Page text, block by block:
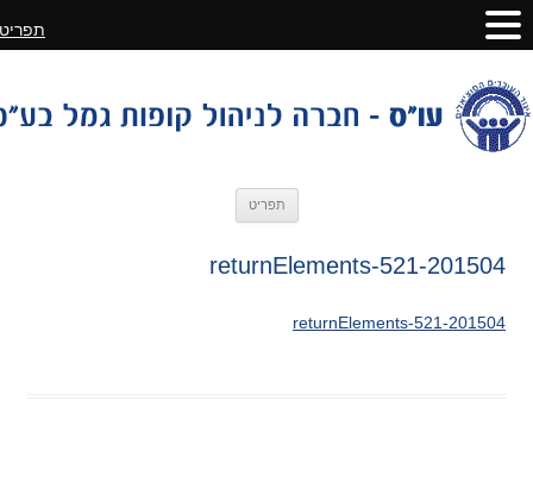
תפריט
201504-returnElements-521
201504-returnElements-521
תפריט